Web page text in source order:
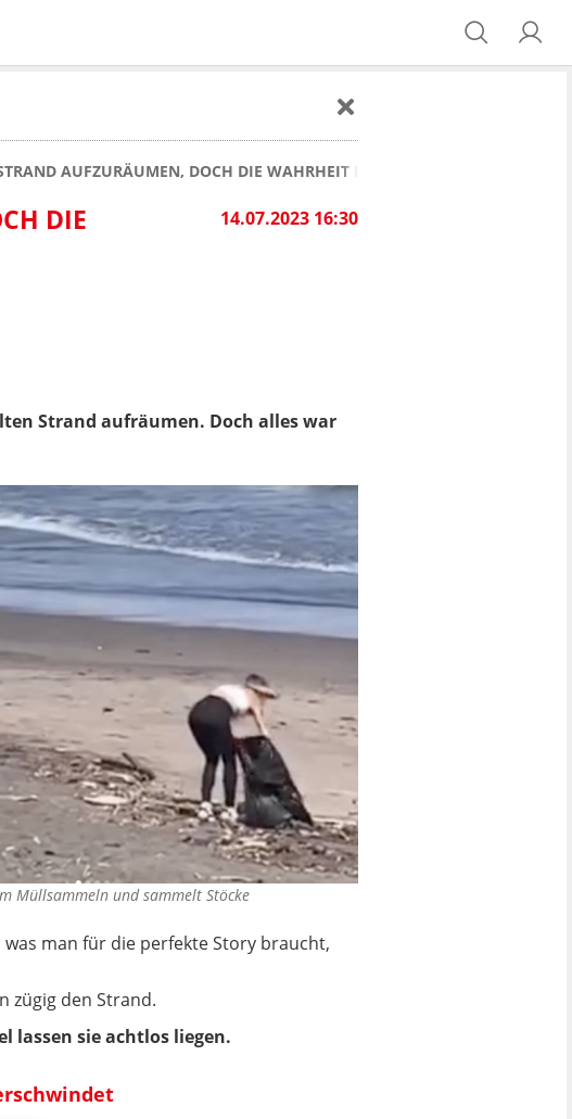
AUFZURÄUMEN, DOCH DIE WAHRHEIT IST EINFACH NUR PEINLICH
14.07.2023 16:30
DIE
Strand aufräumen. Doch alles war
Müllsammeln und sammelt Stöcke
man für die perfekte Story braucht,
zügig den Strand.
lassen sie achtlos liegen.